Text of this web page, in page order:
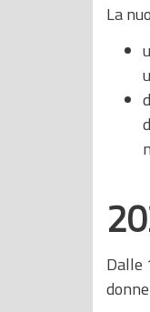
La
Dalle